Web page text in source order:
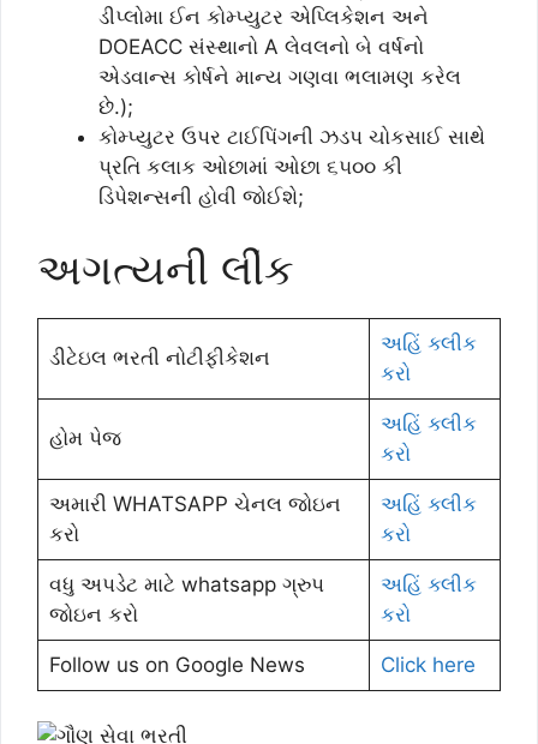
ડીપ્લોમા ઈન કોમ્પ્યુટર એપ્લિકેશન અને
DOEACC સંસ્થાનો A લેવલનો બે વર્ષનો
એડવાન્સ કોર્ષને માન્ય ગણવા ભલામણ કરેલ
છે.);
કોમ્પ્યુટર ઉપર ટાઈપિંગની ઝડપ ચોકસાઈ સાથે
પ્રતિ કલાક ઓછામાં ઓછા ૬૫૦૦ કી
ડિપેશન્સની હોવી જોઈશે;
અગત્યની લીંક
ડીટેઇલ ભરતી નોટીફીકેશન
અહિં ક્લીક
કરો
હોમ પેજ
અહિં ક્લીક
કરો
અમારી WHATSAPP ચેનલ જોઇન
કરો
અહિં ક્લીક
કરો
વધુ અપડેટ માટે whatsapp ગ્રુપ
જોઇન કરો
અહિં ક્લીક
કરો
Follow us on Google News Click here